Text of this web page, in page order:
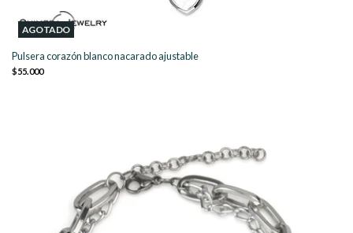
AGOTADO
Pulsera corazón blanco nacarado ajustable
$55.000